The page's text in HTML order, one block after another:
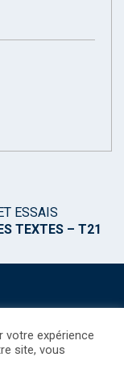
ESSAIS
TEXTES – T21
votre expérience
site, vous